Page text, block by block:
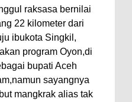
raksasa bernilai
22 kilometer dari
ibukota Singkil,
program Oyon,di
bupati Aceh
sayangnya
mangkrak alias tak